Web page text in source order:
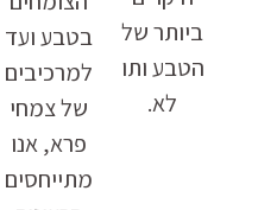
בטבע ועד
למרכיבים
של צמחי
פרא, אנו
מתייחסים
ביותר של
הטבע ותו
לא.